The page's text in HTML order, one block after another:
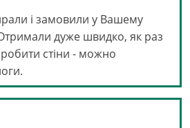
і замовили у Вашему
дуже швидко, як раз
стіни - можно